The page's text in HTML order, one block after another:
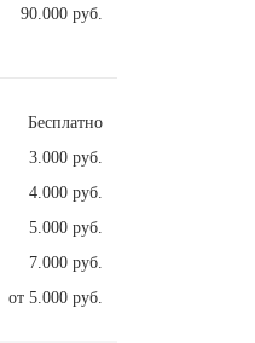
90.000 руб.
Бесплатно
3.000 руб.
4.000 руб.
5.000 руб.
7.000 руб.
от 5.000 руб.